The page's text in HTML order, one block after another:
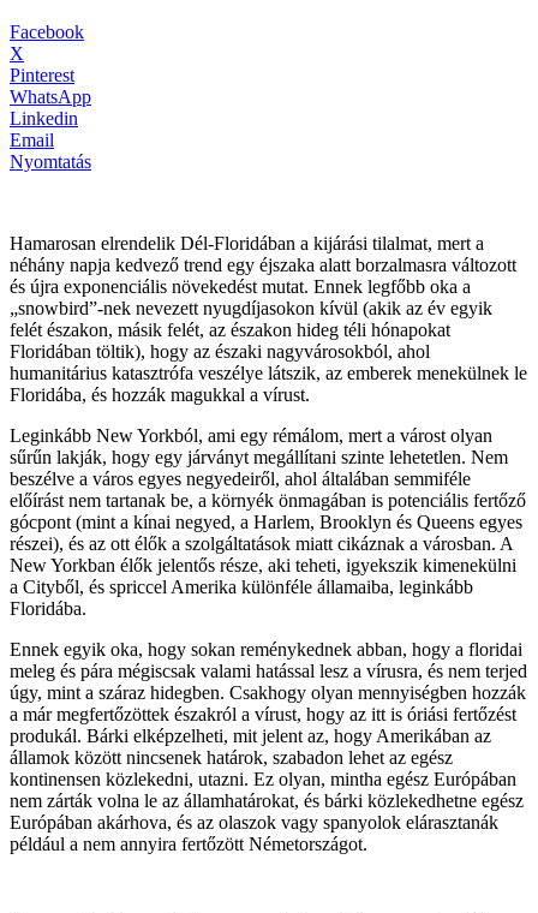
Facebook
X
Pinterest
WhatsApp
Linkedin
Email
Nyomtatás
Hamarosan elrendelik Dél-Floridában a kijárási tilalmat, mert a
néhány napja kedvező trend egy éjszaka alatt borzalmasra változott
és újra exponenciális növekedést mutat. Ennek legfőbb oka a
„snowbird”-nek nevezett nyugdíjasokon kívül (akik az év egyik
felét északon, másik felét, az északon hideg téli hónapokat
Floridában töltik), hogy az északi nagyvárosokból, ahol
humanitárius katasztrófa veszélye látszik, az emberek menekülnek le
Floridába, és hozzák magukkal a vírust.
Leginkább New Yorkból, ami egy rémálom, mert a várost olyan
sűrűn lakják, hogy egy járványt megállítani szinte lehetetlen. Nem
beszélve a város egyes negyedeiről, ahol általában semmiféle
előírást nem tartanak be, a környék önmagában is potenciális fertőző
gócpont (mint a kínai negyed, a Harlem, Brooklyn és Queens egyes
részei), és az ott élők a szolgáltatások miatt cikáznak a városban. A
New Yorkban élők jelentős része, aki teheti, igyekszik kimenekülni
a Cityből, és spriccel Amerika különféle államaiba, leginkább
Floridába.
Ennek egyik oka, hogy sokan reménykednek abban, hogy a floridai
meleg és pára mégiscsak valami hatással lesz a vírusra, és nem terjed
úgy, mint a száraz hidegben. Csakhogy olyan mennyiségben hozzák
a már megfertőzöttek északról a vírust, hogy az itt is óriási fertőzést
produkál. Bárki elképzelheti, mit jelent az, hogy Amerikában az
államok között nincsenek határok, szabadon lehet az egész
kontinensen közlekedni, utazni. Ez olyan, mintha egész Európában
nem zárták volna le az államhatárokat, és bárki közlekedhetne egész
Európában akárhova, és az olaszok vagy spanyolok elárasztanák
például a nem annyira fertőzött Németországot.